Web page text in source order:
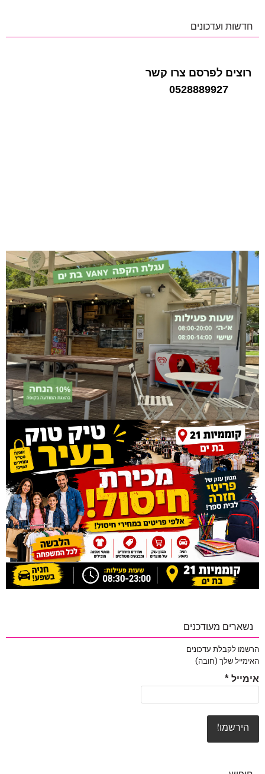
חדשות ועדכונים
רוצים לפרסם צרו קשר
0528889927
נשארים מעודכנים
הרשמו לקבלת עדכונים
האימייל שלך (חובה)
אימייל *